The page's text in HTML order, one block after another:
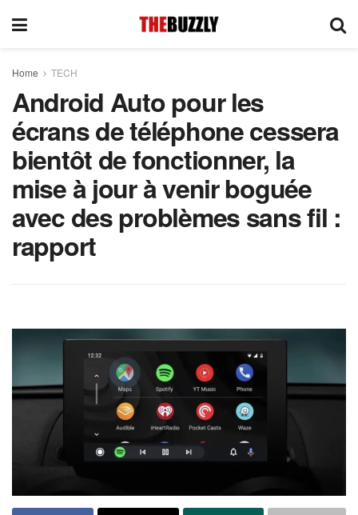
Home TECH
Android Auto pour les
écrans de téléphone cessera
bientôt de fonctionner, la
mise à jour à venir boguée
avec des problèmes sans fil :
rapport